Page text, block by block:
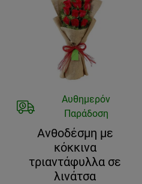
Αυθημερόν
Παράδοση
Ανθοδέσμη με
κόκκινα
τριαντάφυλλα σε
λινάτσα